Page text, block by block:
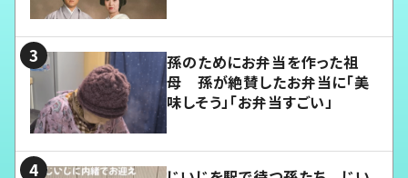
孫のためにお弁当を作った祖
母 孫が絶賛したお弁当に「美
味しそう」「お弁当すごい」